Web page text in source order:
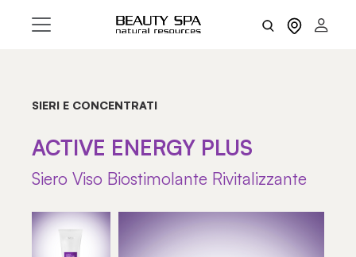
SIERI E CONCENTRATI
ACTIVE ENERGY PLUS
Siero Viso Biostimolante Rivitalizzante